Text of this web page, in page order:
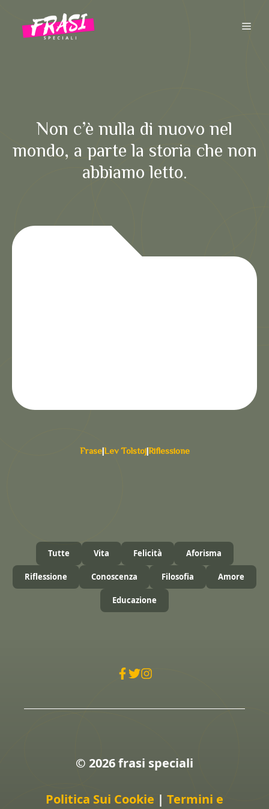
contenuto
Non c’è nulla di nuovo nel
mondo, a parte la storia che non
abbiamo letto.
Frase|Lev Tolstoj|Riflessione
Tutte Vita Felicità Aforisma
Riflessione Conoscenza Filosofia Amore
Educazione
© 2026 frasi speciali
Politica Sui Cookie | Termini e